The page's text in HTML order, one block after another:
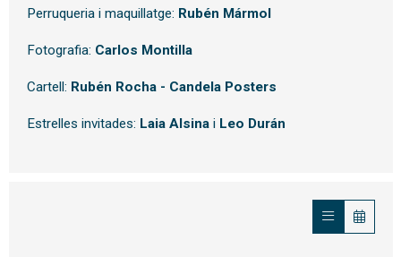
Perruqueria i maquillatge: Rubén Mármol
Fotografia: Carlos Montilla
Cartell: Rubén Rocha - Candela Posters
Estrelles invitades: Laia Alsinai Leo Durán